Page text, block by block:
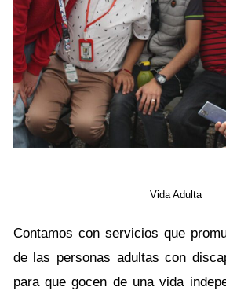
Vida Adulta
Contamos con servicios que
de las personas adultas con
para que gocen de una vida